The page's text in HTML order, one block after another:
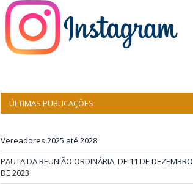
ÚLTIMAS PUBLICAÇÕES
Vereadores 2025 até 2028
PAUTA DA REUNIÃO ORDINÁRIA, DE 11 DE DEZEMBRO
DE 2023